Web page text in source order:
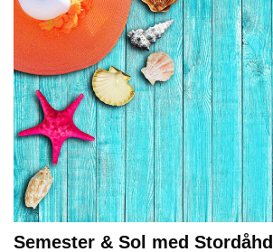
Semester & Sol med Stordåhd